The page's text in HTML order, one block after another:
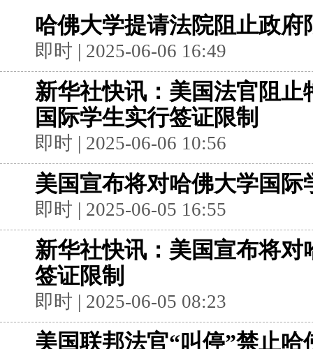
哈佛大学提请法院阻止政
即时 | 2025-06-06 16:49
新华社快讯：美国法官阻
国际学生实行签证限制
即时 | 2025-06-06 10:56
美国宣布将对哈佛大学国际
即时 | 2025-06-05 16:55
新华社快讯：美国宣布将
签证限制
即时 | 2025-06-05 08:23
美国联邦法官“叫停”禁止